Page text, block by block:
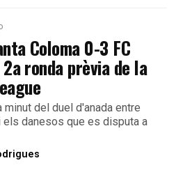
Coloma 0-3 FC
ronda prèvia de la
minut del duel d'anada entre
els danesos que es disputa a